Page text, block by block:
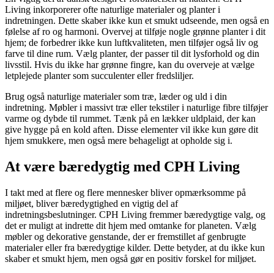
Living inkorporerer ofte naturlige materialer og planter i
indretningen. Dette skaber ikke kun et smukt udseende, men også en
følelse af ro og harmoni. Overvej at tilføje nogle grønne planter i dit
hjem; de forbedrer ikke kun luftkvaliteten, men tilføjer også liv og
farve til dine rum. Vælg planter, der passer til dit lysforhold og din
livsstil. Hvis du ikke har grønne fingre, kan du overveje at vælge
letplejede planter som succulenter eller fredsliljer.
Brug også naturlige materialer som træ, læder og uld i din
indretning. Møbler i massivt træ eller tekstiler i naturlige fibre tilføjer
varme og dybde til rummet. Tænk på en lækker uldplaid, der kan
give hygge på en kold aften. Disse elementer vil ikke kun gøre dit
hjem smukkere, men også mere behageligt at opholde sig i.
At være bæredygtig med CPH Living
I takt med at flere og flere mennesker bliver opmærksomme på
miljøet, bliver bæredygtighed en vigtig del af
indretningsbeslutninger. CPH Living fremmer bæredygtige valg, og
det er muligt at indrette dit hjem med omtanke for planeten. Vælg
møbler og dekorative genstande, der er fremstillet af genbrugte
materialer eller fra bæredygtige kilder. Dette betyder, at du ikke kun
skaber et smukt hjem, men også gør en positiv forskel for miljøet.